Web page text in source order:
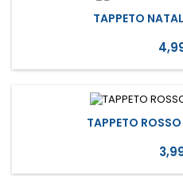
TAPPETO
TAPPETO